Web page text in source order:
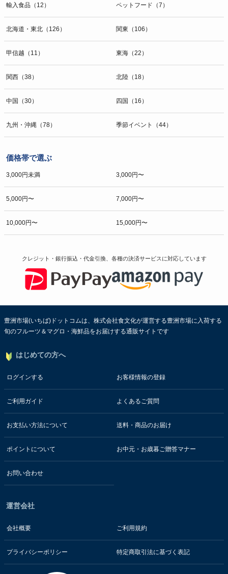
輸入食品（12） ペットフード（7）
北海道・東北（126） 関東（106）
甲信越（11） 東海（22）
関西（38） 北陸（18）
中国（30） 四国（16）
九州・沖縄（78） 季節イベント（44）
価格帯で選ぶ
3,000円未満 3,000円〜
5,000円〜 7,000円〜
10,000円〜 15,000円〜
クレジット・銀行振込・代金引換、各種の決済サービスに対応しています
豊洲市場(いちば)ドットコムは、株式会社食文化が運営する豊洲市場に入荷する
旬のフルーツ＆マグロ・海鮮品をお届けする通販サイトです
はじめての方へ
ログインする お客様情報の登録
ご利用ガイド よくあるご質問
お支払い方法について 送料・商品のお届け
ポイントについて お中元・お歳暮ご贈答マナー
お問い合わせ
運営会社
会社概要 ご利用規約
プライバシーポリシー 特定商取引法に基づく表記